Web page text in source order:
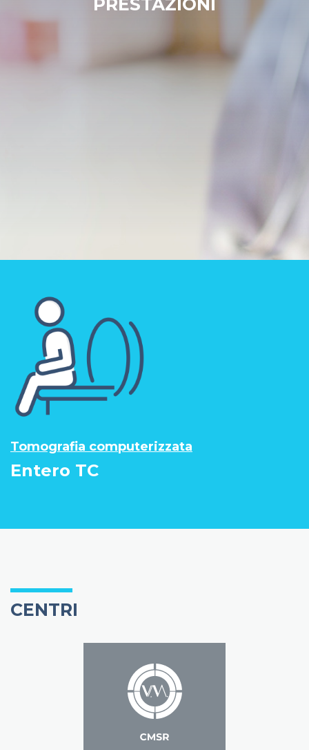
PRESTAZIONI
Tomografia computerizzata
Entero TC
CENTRI